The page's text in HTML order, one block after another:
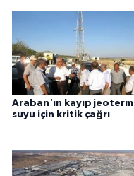
Araban'ın kayıp
suyu için kritik çağrı